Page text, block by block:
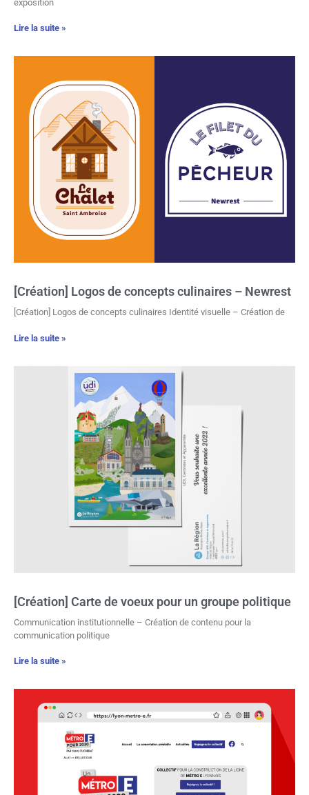
exposition
Lire la suite »
[Création] Logos de concepts culinaires – Newrest
[Création] Logos de concepts culinaires Identité visuelle – Création de
Lire la suite »
[Création] Carte de voeux pour un groupe politique
Communication institutionnelle – Création de contenu pour la
communication politique
Lire la suite »